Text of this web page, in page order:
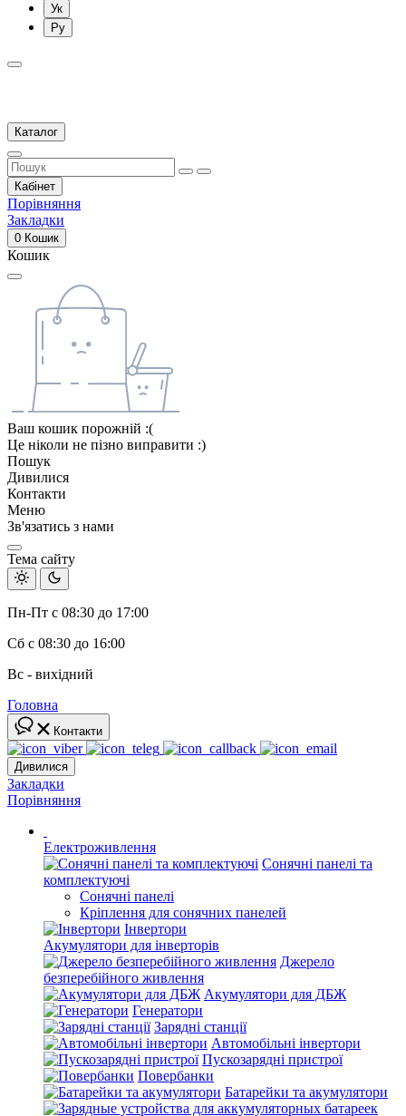
Ук
Ру
Каталог
Кабінет
Порівняння
Закладки
0 Кошик
Кошик
Ваш кошик порожній :(
Це ніколи не пізно виправити :)
Пошук
Дивилися
Контакти
Меню
Зв'язатись з нами
Тема сайту
Пн-Пт с 08:30 до 17:00
Сб с 08:30 до 16:00
Вс - вихідний
Головна
Контакти
Дивилися
Закладки
Порівняння
Електроживлення
Сонячні панелі та
комплектуючі
Сонячні панелі
Кріплення для сонячних панелей
Інвертори
Акумулятори для інверторів
Джерело
безперебійного живлення
Акумулятори для ДБЖ
Генератори
Зарядні станції
Автомобільні інвертори
Пускозарядні пристрої
Повербанки
Батарейки та акумулятори